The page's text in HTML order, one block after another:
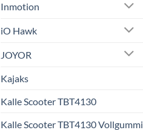
Inmotion
iO Hawk
JOYOR
Kajaks
Kalle Scooter TBT4130
Kalle Scooter TBT4130 Vollgummi